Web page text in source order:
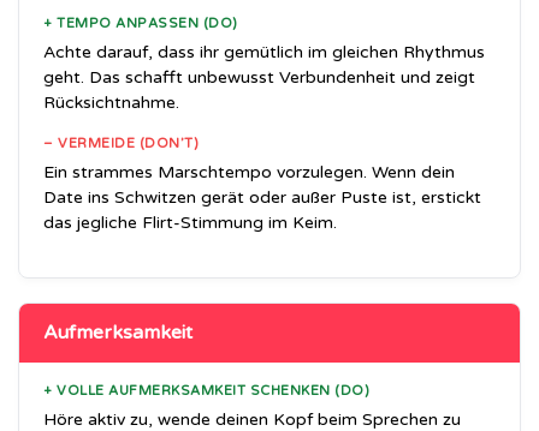
+ TEMPO ANPASSEN (DO)
Achte darauf, dass ihr gemütlich im gleichen Rhythmus
geht. Das schafft unbewusst Verbundenheit und zeigt
Rücksichtnahme.
– VERMEIDE (DON’T)
Ein strammes Marschtempo vorzulegen. Wenn dein
Date ins Schwitzen gerät oder außer Puste ist, erstickt
das jegliche Flirt-Stimmung im Keim.
Aufmerksamkeit
+ VOLLE AUFMERKSAMKEIT SCHENKEN (DO)
Höre aktiv zu, wende deinen Kopf beim Sprechen zu